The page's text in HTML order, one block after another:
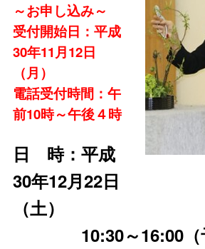
～お申し込み～
受付開始日：平成
30年11月12日
（月）
電話受付時間：午
前10時～午後４時
日 時：平成
30年12月22日
（土）
10:30～16:00（予